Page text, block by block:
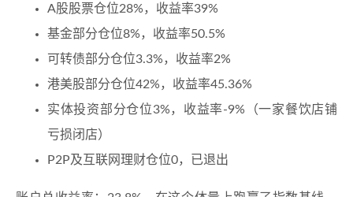
A股股票仓位28%，收益率39%
基金部分仓位8%，收益率50.5%
可转债部分仓位3.3%，收益率2%
港美股部分仓位42%，收益率45.36%
实体投资部分仓位3%，收益率-9%（一家餐饮店铺
亏损闭店）
P2P及互联网理财仓位0，已退出